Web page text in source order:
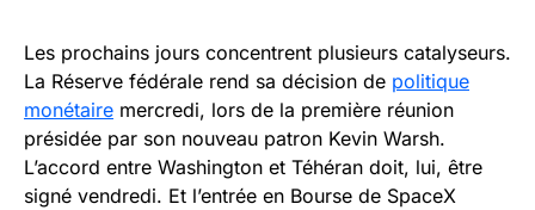
Les prochains jours concentrent plusieurs catalyseurs.
La Réserve fédérale rend sa décision de politique
monétaire mercredi, lors de la première réunion
présidée par son nouveau patron Kevin Warsh.
L’accord entre Washington et Téhéran doit, lui, être
signé vendredi. Et l’entrée en Bourse de SpaceX